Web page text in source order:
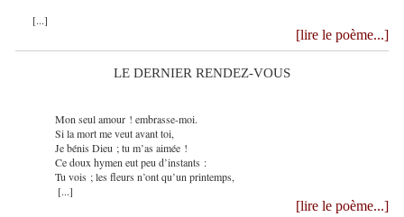
[...]
[lire le poème...]
LE DERNIER RENDEZ-VOUS
Mon seul amour ! embrasse-moi.
Si la mort me veut avant toi,
Je bénis Dieu ; tu m’as aimée !
Ce doux hymen eut peu d’instants :
Tu vois ; les fleurs n’ont qu’un printemps,
[...]
[lire le poème...]